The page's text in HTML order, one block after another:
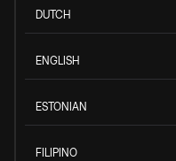
DUTCH
ENGLISH
ESTONIAN
FILIPINO